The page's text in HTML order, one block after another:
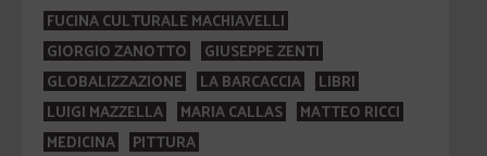
FUCINA CULTURALE MACHIAVELLI
GIORGIO ZANOTTO
GIUSEPPE ZENTI
GLOBALIZZAZIONE
LA BARCACCIA
LIBRI
LUIGI MAZZELLA
MARIA CALLAS
MATTEO RICCI
MEDICINA
PITTURA